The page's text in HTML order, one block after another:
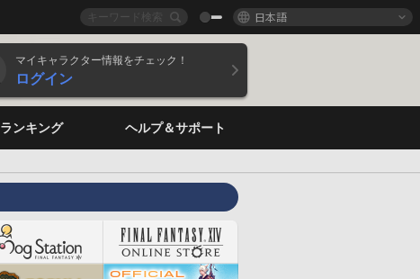
日本語
マイキャラクター情報をチェック！
ログイン
ランキング ヘルプ＆サポート